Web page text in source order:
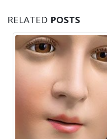
RELATED POSTS